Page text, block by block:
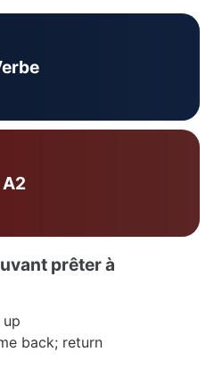
A2
prêter à
back; return